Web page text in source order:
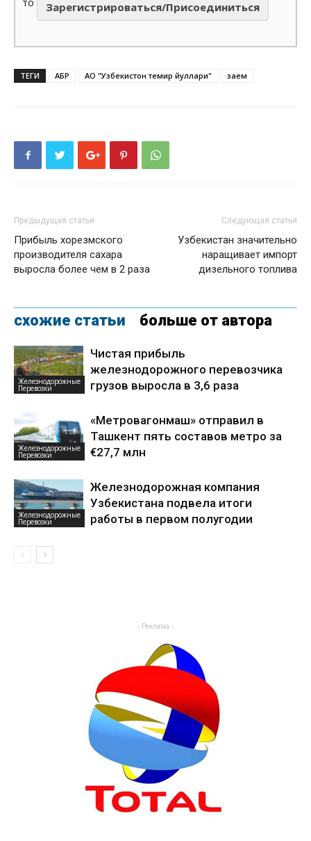
Зарегистрироваться/Присоединиться
ТЕГИ АБР АО "Узбекистон темир йуллари" заем
Предыдущая статья
Прибыль хорезмского
производителя сахара
выросла более чем в 2 раза
Следующая статья
Узбекистан значительно
наращивает импорт
дизельного топлива
схожие статьи больше от автора
Железнодорожные
Перевозки
Чистая прибыль
железнодорожного перевозчика
грузов выросла в 3,6 раза
Железнодорожные
Перевозки
«Метровагонмаш» отправил в
Ташкент пять составов метро за
€27,7 млн
Железнодорожные
Перевозки
Железнодорожная компания
Узбекистана подвела итоги
работы в первом полугодии
- Реклама -